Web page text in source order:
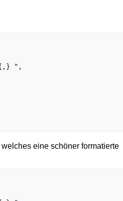
eine schöner formatierte